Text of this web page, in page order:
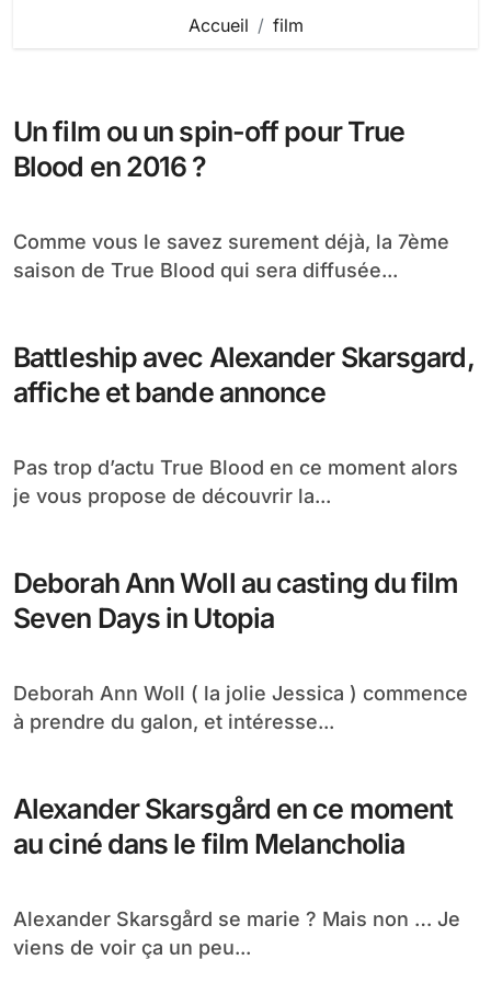
Accueil film
Un film ou un spin-off pour True
Blood en 2016 ?
Comme vous le savez surement déjà, la 7ème
saison de True Blood qui sera diffusée...
Battleship avec Alexander Skarsgard,
affiche et bande annonce
Pas trop d’actu True Blood en ce moment alors
je vous propose de découvrir la...
Deborah Ann Woll au casting du film
Seven Days in Utopia
Deborah Ann Woll ( la jolie Jessica ) commence
à prendre du galon, et intéresse...
Alexander Skarsgård en ce moment
au ciné dans le film Melancholia
Alexander Skarsgård se marie ? Mais non … Je
viens de voir ça un peu...